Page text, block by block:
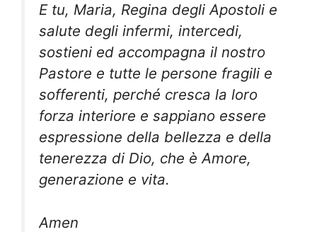
E tu, Maria, Regina degli Apostoli e
salute degli infermi, intercedi,
sostieni ed accompagna il nostro
Pastore e tutte le persone fragili e
sofferenti, perché cresca la loro
forza interiore e sappiano essere
espressione della bellezza e della
tenerezza di Dio, che è Amore,
generazione e vita.
Amen